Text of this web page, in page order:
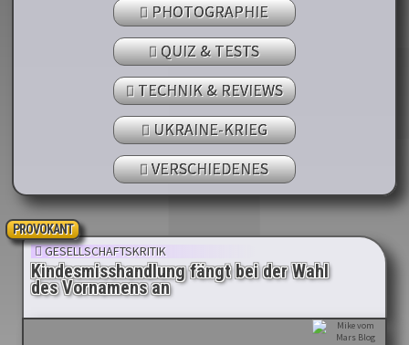
PHOTOGRAPHIE
QUIZ & TESTS
TECHNIK & REVIEWS
UKRAINE-KRIEG
VERSCHIEDENES
PROVOKANT
GESELLSCHAFTSKRITIK
Kindesmisshandlung fängt bei der Wahl
des Vornamens an